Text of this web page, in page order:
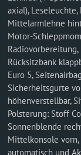
axial),
Mittelarmlehne
Motor-
Rücksitzbank
Euro 5,
Sicherheitsgurte
höhenverstellbar,
Polsterung: Stoff
Sonnenblende
Mittelkonsole
automatisch und